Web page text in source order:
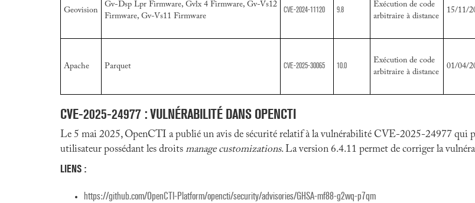
Geovision
Gv-Dsp Lpr Firmware, Gvlx 4 Firmware, Gv-Vs12
Firmware, Gv-Vs11 Firmware
CVE-2024-11120 9.8
Exécution de code
arbitraire à distance
15/11/
Apache Parquet CVE-2025-30065 10.0
Exécution de code
arbitraire à distance
01/04/
CVE-2025-24977 : VULNÉRABILITÉ DANS OPENCTI
Le 5 mai 2025, OpenCTI a publié un avis de sécurité relatif à la vulnérabilité CVE-2025-24977 qui
utilisateur possédant les droits manage customizations. La version 6.4.11 permet de corriger la
LIENS :
https://github.com/OpenCTI-Platform/opencti/security/advisories/GHSA-mf88-g2wq-p7qm